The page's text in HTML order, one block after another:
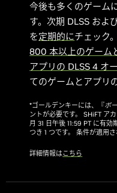
今後も多くのゲーム
す。次期 DLSS およ
を定期的にチェック。
800 本以上のゲーム
アプリの DLSS 4 オ
てのゲームとアプリ
*ゴールデンキーには、『ボ
ントが必要です。 SHiFT ア
月 31 日午後 11:59 PT に有
つき 1 つです。 条件が適用さ
詳細情報はこちら